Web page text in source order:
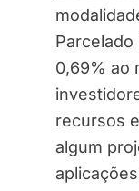
0,69% ao
recursos
algum